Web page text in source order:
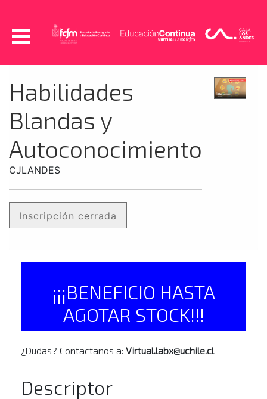
Habilidades
Blandas y
Autoconocimiento
CJLANDES
Inscripción cerrada
¡¡¡BENEFICIO HASTA
AGOTAR STOCK!!!
¿Dudas? Contactanos a: Virtual.labx@uchile.cl
Descriptor